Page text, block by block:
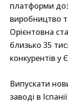
платформи
виробництво
Орієнтовна
близько 35
конкурентів у
Випускати
заводі в